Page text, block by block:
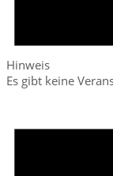
Hinweis
Es gibt keine